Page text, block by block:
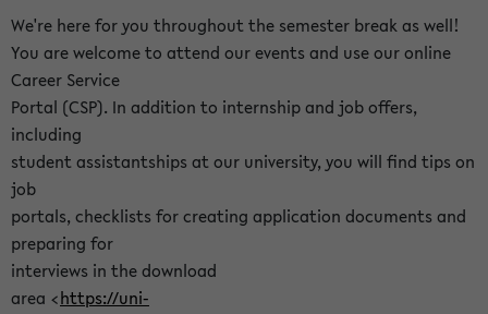
We're here for you throughout the semester break as well!
You are welcome to attend our events and use our online
Career Service
Portal (CSP). In addition to internship and job offers,
including
student assistantships at our university, you will find tips on
job
portals, checklists for creating application documents and
preparing for
interviews in the download
area <https://uni-